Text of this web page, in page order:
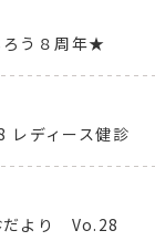
ろう８周年★
レディース健診
だより Vo.28